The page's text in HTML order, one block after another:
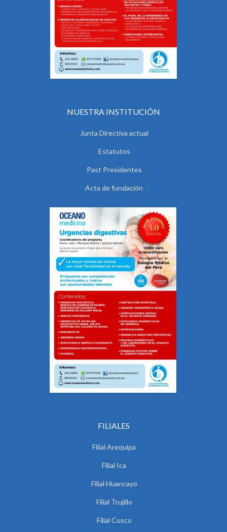
NUESTRA INSTITUCIÓN
Junta Directiva actual
Estatutos
Past Presidentes
Acta de fundación
FILIALES
Filial Arequipa
Filial Ica
Filial Huancayo
Filial Trujillo
Filial Cusco